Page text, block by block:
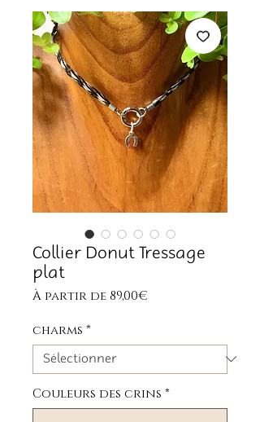
Collier Donut Tressage
plat
À partir de 89,00€
charms *
Couleurs des crins *